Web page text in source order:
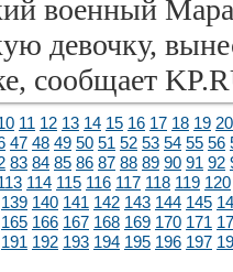
военный
девочку,
сообщает
11 12 13 14 15 16 17 18 19 20
47 48 49 50 51 52 53 54 55 56
83 84 85 86 87 88 89 90 91 92
114 115 116 117 118 119 120
139 140 141 142 143 144 145
165 166 167 168 169 170 171
191 192 193 194 195 196 197